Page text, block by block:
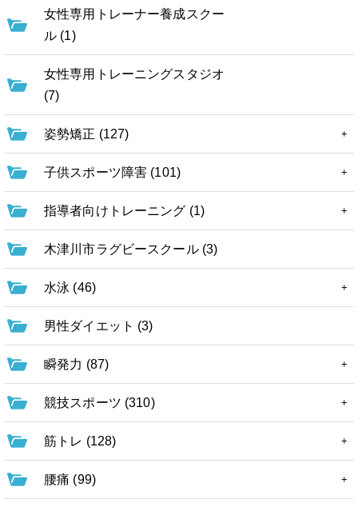
女性専用トレーナー養成スクー
ル (1)
女性専用トレーニングスタジオ
(7)
姿勢矯正 (127)
子供スポーツ障害 (101)
指導者向けトレーニング (1)
木津川市ラグビースクール (3)
水泳 (46)
男性ダイエット (3)
瞬発力 (87)
競技スポーツ (310)
筋トレ (128)
腰痛 (99)